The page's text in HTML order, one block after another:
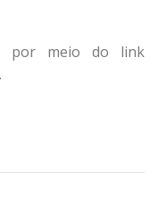
por meio do link